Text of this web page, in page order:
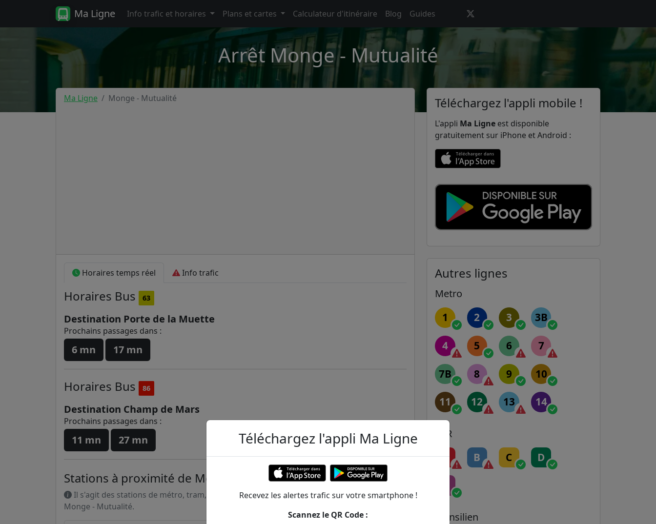
Ma Ligne Info trafic et horaires Plans et cartes Calculateur d'itinéraire Blog Guides
Arrêt Monge - Mutualité
Ma Ligne Monge - Mutualité
Horaires temps réel Info trafic
Horaires Bus 63
Destination Porte de la Muette
Prochains passages dans :
6 mn 17 mn
Horaires Bus 86
Destination Champ de Mars
Prochains passages dans :
11 mn 27 mn
Stations à proximité de Monge - Mutualité
Il s'agit des stations de métro, tram, RER et transilien situées à moins de 1km de la gare
Monge - Mutualité.
Téléchargez l'appli mobile !
L'appli Ma Ligne est disponible
gratuitement sur iPhone et Android :
Autres lignes
Metro
1 2 3 3B
4 5 6 7
7B 8 9 10
11 12 13 14
RER
A B C D
Transilien
Téléchargez l'appli Ma Ligne
Recevez les alertes trafic sur votre smartphone !
Scannez le QR Code :